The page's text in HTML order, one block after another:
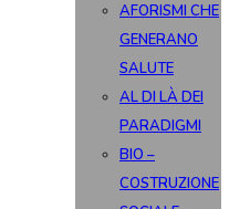
AFORISMI CHE
GENERANO
SALUTE
AL DI LÀ DEI
PARADIGMI
BIO –
COSTRUZIONE